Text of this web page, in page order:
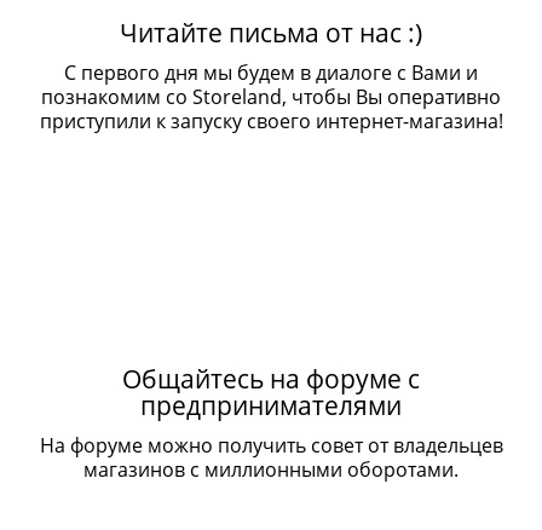
Читайте письма от нас :)
С первого дня мы будем в диалоге с Вами и
познакомим со Storeland, чтобы Вы оперативно
приступили к запуску своего интернет-магазина!
Общайтесь на форуме с
предпринимателями
На форуме можно получить совет от владельцев
магазинов с миллионными оборотами.